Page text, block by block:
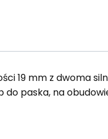
19 mm z dwoma
paska, na